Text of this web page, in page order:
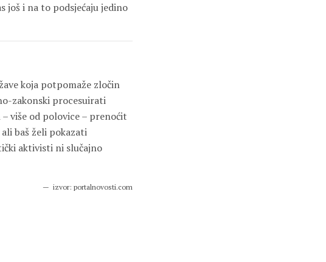
još i na to podsjećaju jedino
koja potpomaže zločin
zakonski procesuirati
više od polovice – prenoćit
baš želi pokazati
aktivisti ni slučajno
izvor: portalnovosti.com